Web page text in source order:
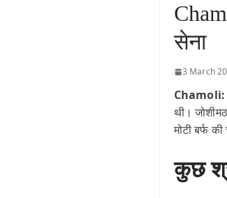
सेना
3 March
थी।
मोटी बर्फ
कुछ